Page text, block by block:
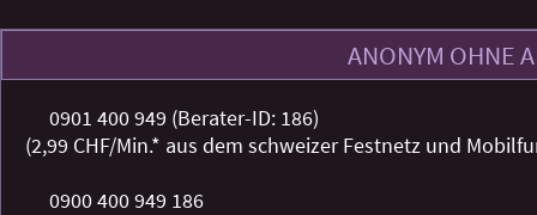
ANONYM OHNE
0901 400 949 (Berater-ID: 186)
(2,99 CHF/Min.* aus dem schweizer Festnetz und
0900 400 949 186